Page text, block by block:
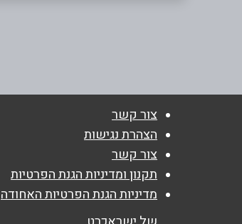
טלפון*
נושא*
אנא חזרו אלי בקשר ל...
צור קשר
הצהרת נגישות
צור קשר
תקנון ומדיניות הגנת הפרטיות
מדיניות הגנת הפרטיות האחודה